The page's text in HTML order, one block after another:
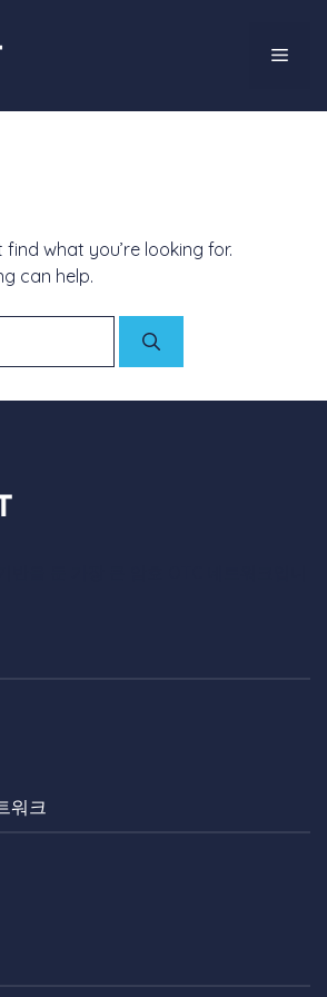
find what you’re looking for.
can help.
워크